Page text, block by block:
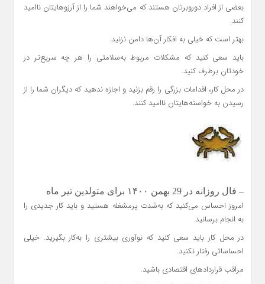
بعضی از افراد دوروبرتان هستند که می‌خواهند شما را از آرزوهایتان ناامید
کنند.
بهتر است که خیلی به افکار آن‌ها دامن نزنید.
باید سعی کنید که مشکلات مربوط به‌سلامتی را هر چه سریع‌تر در
خودتان برطرف کنید.
در محل کار، اقدامات بزرگی را رقم بزنید و اجازه ندهید که دیگران شما را از
رسیدن به خواسته‌هایتان ناامید کنند.
– فال روزانه در 29 بهمن ۱۴۰۰ برای متولدین تیر ماه
امروز احساس می‌کنید که به‌شدت پرمشغله هستید و باید کار جدیدی را
به انجام برسانید.
در محل کار باید سعی کنید که نوآوری بیشتری را به‌کار بگیرید. خیلی
احساساتی رفتار نکنید.
مراقب قراردادهای اقتصادی باشید.